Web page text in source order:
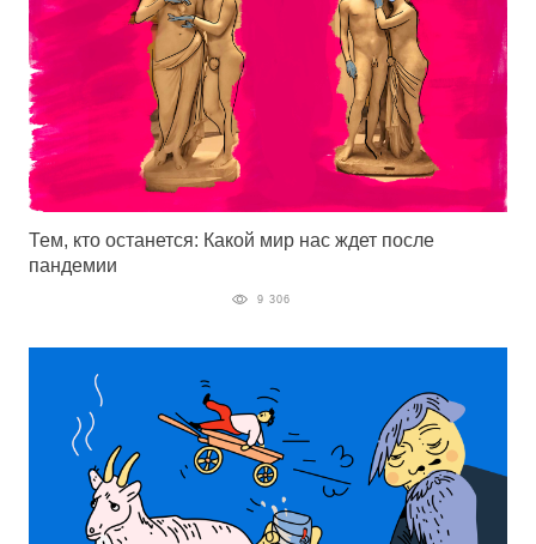
Тем, кто останется: Какой мир нас ждет после
пандемии
9 306